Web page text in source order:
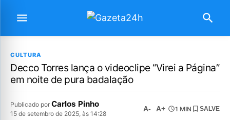
CULTURA
Decco Torres lança o videoclipe “Virei a Página”
em noite de pura badalação
Publicado por Carlos Pinho
15 de setembro de 2025, às 14:28
A- A+ 1 MIN SALVE